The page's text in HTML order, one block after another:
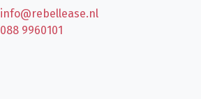
info@rebellease.nl
088 9960101